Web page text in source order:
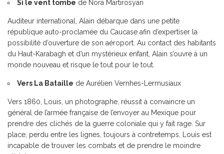
Si le vent tombe de Nora Martirosyan
Auditeur international, Alain débarque dans une petite
république auto-proclamée du Caucase afin d’expertiser la
possibilité d’ouverture de son aéroport. Au contact des habitants
du Haut-Karabagh et d’un mystérieux enfant, Alain s’ouvre à un
monde nouveau et risque le tout pour le tout.
Vers La Bataille de Aurélien Vernhes-Lermusiaux
Vers 1860, Louis, un photographe, réussit à convaincre un
général de l’armée française de l’envoyer au Mexique pour
prendre des clichés de la guerre coloniale qui y fait rage. Sur
place, perdu entre les lignes, toujours à contretemps, Louis est
incapable de trouver les combats et de prendre le moindre